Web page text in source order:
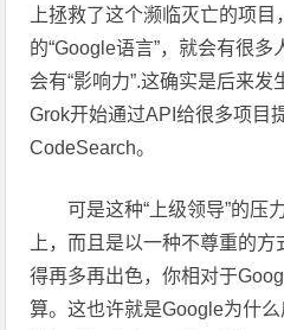
上拯救了这个濒临灭亡的项
的“Google语言”，就会有很
会有“影响力”.这确实是后来发
Grok开始通过API给很多项目
CodeSearch。
可是这种“上级领导”的压
上，而且是以一种不尊重的
得再多再出色，你相对于
算。这也许就是Google为什么